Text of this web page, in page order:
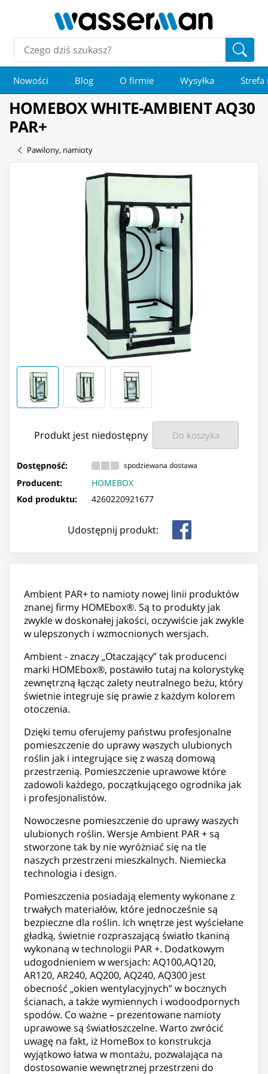
Nowości Blog O firmie Wysyłka Strefa
HOMEBOX WHITE-AMBIENT AQ30
PAR+
Pawilony, namioty
Produkt jest niedostępny Do koszyka
Dostępność: spodziewana dostawa
Producent:
HOMEBOX
Kod produktu:
4260220921677
Udostępnij produkt:
Ambient PAR+ to namioty nowej linii produktów
znanej firmy HOMEbox®. Są to produkty jak
zwykle w doskonałej jakości, oczywiście jak zwykle
w ulepszonych i wzmocnionych wersjach.
Ambient - znaczy „Otaczający” tak producenci
marki HOMEbox®, postawiło tutaj na kolorystykę
zewnętrzną łącząc zalety neutralnego beżu, który
świetnie integruje się prawie z każdym kolorem
otoczenia.
Dzięki temu oferujemy państwu profesjonalne
pomieszczenie do uprawy waszych ulubionych
roślin jak i integrujące się z waszą domową
przestrzenią. Pomieszczenie uprawowe które
zadowoli każdego, początkującego ogrodnika jak
i profesjonalistów.
Nowoczesne pomieszczenie do uprawy waszych
ulubionych roślin. Wersje Ambient PAR + są
stworzone tak by nie wyróżniać się na tle
naszych przestrzeni mieszkalnych. Niemiecka
technologia i design.
Pomieszczenia posiadają elementy wykonane z
trwałych materiałów, które jednocześnie są
bezpieczne dla roślin. Ich wnętrze jest wyściełane
gładką, świetnie rozpraszającą światło tkaniną
wykonaną w technologii PAR +. Dodatkowym
udogodnieniem w wersjach: AQ100,AQ120,
AR120, AR240, AQ200, AQ240, AQ300 jest
obecność „okien wentylacyjnych” w bocznych
ścianach, a także wymiennych i wodoodpornych
spodów. Co ważne – prezentowane namioty
uprawowe są światłoszczelne. Warto zwrócić
uwagę na fakt, iż HomeBox to konstrukcja
wyjątkowo łatwa w montażu, pozwalająca na
dostosowanie wewnętrznej przestrzeni do